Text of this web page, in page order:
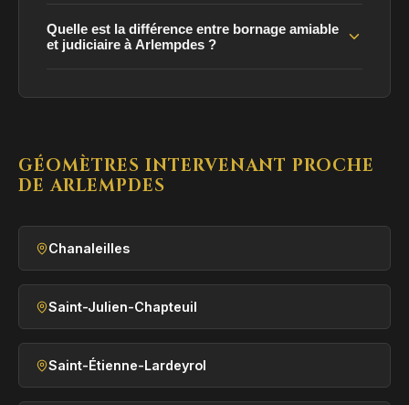
Quelle est la différence entre bornage amiable
et judiciaire à Arlempdes ?
GÉOMÈTRES INTERVENANT PROCHE
DE ARLEMPDES
Chanaleilles
Saint-Julien-Chapteuil
Saint-Étienne-Lardeyrol